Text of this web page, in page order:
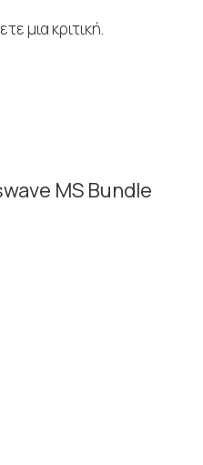
μια κριτική.
MS Bundle